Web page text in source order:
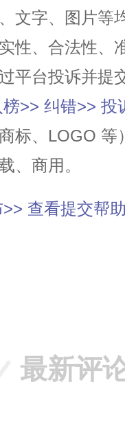
文字、图片等
性、合法性、
平台投诉并提
>> 纠错>> 投
标、LOGO
、商用。
查看提交帮
最新评